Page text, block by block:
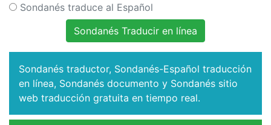
Sondanés traduce al Español
Sondanés Traducir en línea
Sondanés traductor, Sondanés-Español traducción
en línea, Sondanés documento y Sondanés sitio
web traducción gratuita en tiempo real.